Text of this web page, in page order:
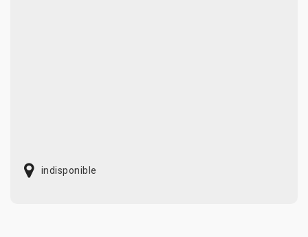
indisponible